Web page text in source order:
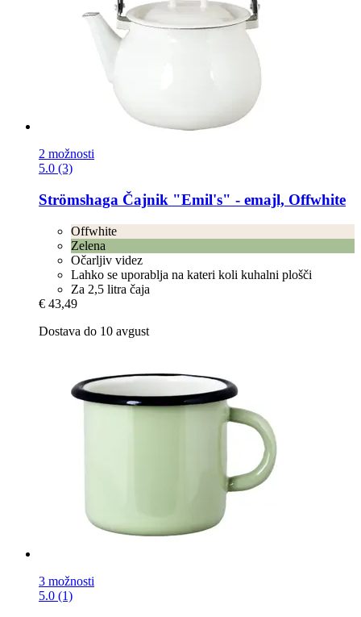
2 možnosti
5.0 (3)
Strömshaga Čajnik "Emil's" -​ emajl, Offwhite
Offwhite
Zelena
Očarljiv videz
Lahko se uporablja na kateri koli kuhalni plošči
Za 2,5 litra čaja
€ 43,49
Dostava do 10 avgust
3 možnosti
5.0 (1)